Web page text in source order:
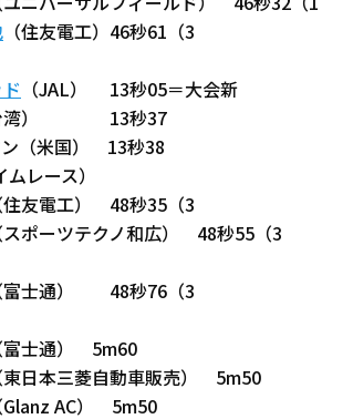
ニバーサルフィールド） 46秒32（1
（住友電工）46秒61（3
（JAL） 13秒05＝大会新
台湾） 13秒37
（米国） 13秒38
レース）
住友電工） 48秒35（3
スポーツテクノ和広） 48秒55（3
富士通） 48秒76（3
富士通） 5m60
東日本三菱自動車販売） 5m50
AC） 5m50